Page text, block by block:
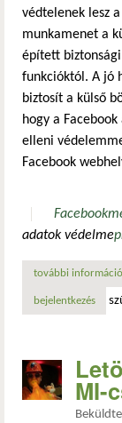
védtelenek lesz
munkamenet a
épített
funkcióktól. A jó
biztosít a külső
hogy a
elleni
Facebook
Facebook
adatok védelme
további információ
bejelentkezés
MI-
Beküldte